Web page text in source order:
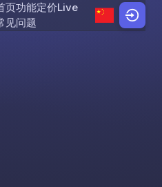
Skip to content
页功能定价Live
见问题